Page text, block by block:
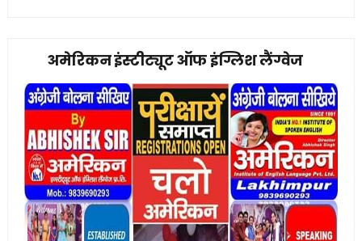
अमेरिकन इंस्टीट्यूट ऑफ इंग्लिश लैंग्वेज